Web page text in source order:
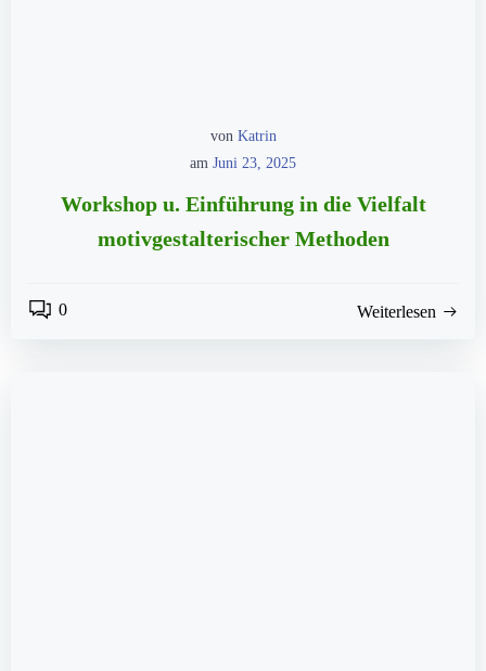
von Katrin
am Juni 23, 2025
Workshop u. Einführung in die Vielfalt
motivgestalterischer Methoden
0 Weiterlesen